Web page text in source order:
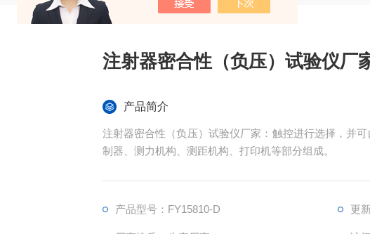
注射器密合性（负压）试验仪厂
产品简介
注射器密合性（负压）试验仪厂家：触控进行选择，并
制器、测力机构、测距机构、打印机等部分组成。
产品型号：FY15810-D 更